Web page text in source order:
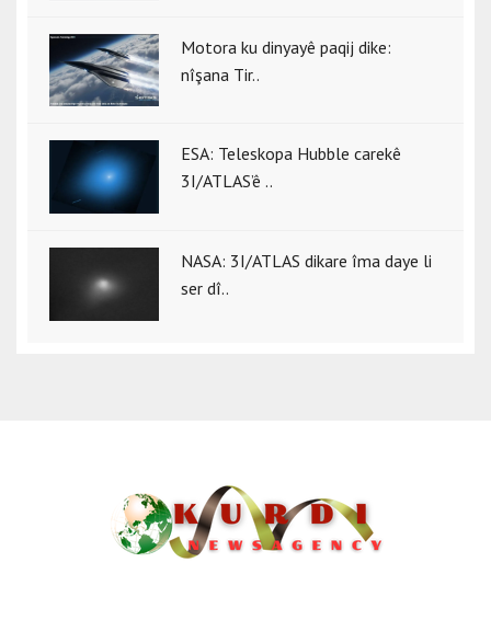
Motora ku dinyayê paqij dike:
nîşana Tir..
ESA: Teleskopa Hubble carekê
3I/ATLAS’ê ..
NASA: 3I/ATLAS dikare îma daye li
ser dî..